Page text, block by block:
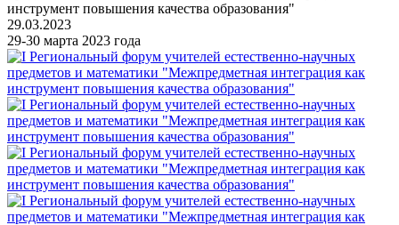
инструмент повышения качества образования"
29.03.2023
29-30 марта 2023 года